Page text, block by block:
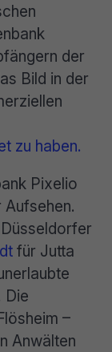
der
Bild in der
zu haben.
Pixelio
für Jutta
Die
–
Anwälten